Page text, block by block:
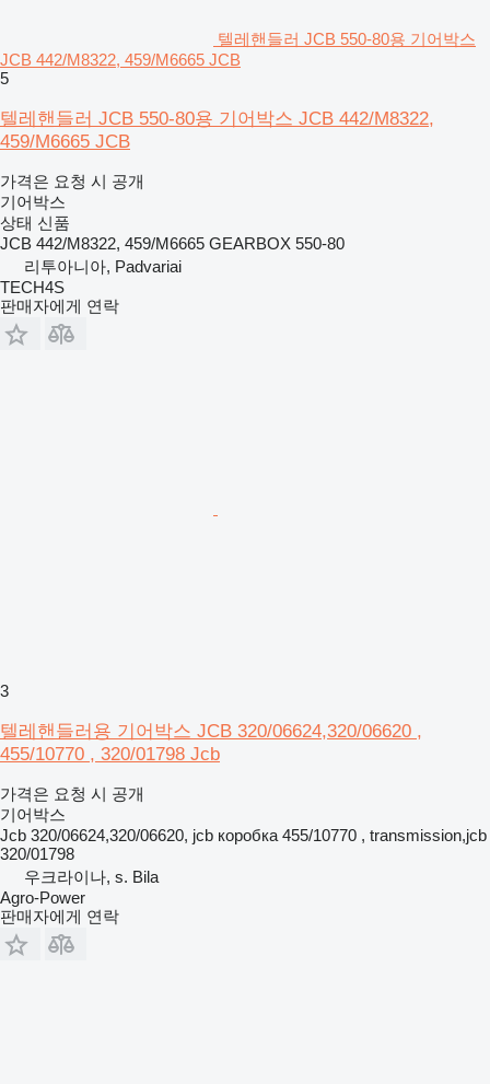
텔레핸들러 JCB 550-80용 기어박스
JCB 442/M8322, 459/M6665 JCB
5
텔레핸들러 JCB 550-80용 기어박스 JCB 442/M8322,
459/M6665 JCB
가격은 요청 시 공개
기어박스
상태 신품
JCB 442/M8322, 459/M6665 GEARBOX 550-80
리투아니아, Padvariai
TECH4S
판매자에게 연락
3
텔레핸들러용 기어박스 JCB 320/06624,320/06620 ,
455/10770 , 320/01798 Jcb
가격은 요청 시 공개
기어박스
Jcb 320/06624,320/06620, jcb коробка 455/10770 , transmission,jcb
320/01798
우크라이나, s. Bila
Agro-Power
판매자에게 연락